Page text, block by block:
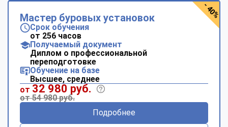
Мастер буровых установок
Срок обучения
от 256 часов
Получаемый документ
Диплом о профессиональной
переподготовке
Обучение на базе
Высшее, среднее
от 32 980 руб.
от 54 980 руб.
Подробнее
- 40%